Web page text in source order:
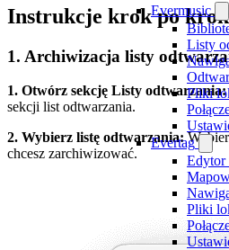
Evermusic
Listy
Pliki
Evertag
Edytor
Pliki
Instrukcje krok po
1. Archiwizacja listy
1. Otwórz sekcję Listy odtwarzania:
sekcji list odtwarzania.
2. Wybierz listę odtwarzania:
chcesz zarchiwizować.